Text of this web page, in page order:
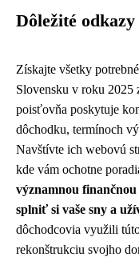
Dôležité odkazy
Získajte všetky
Slovensku v roku 2025
poisťovňa poskytuje
dôchodku, termínoch
Navštívte ich webovú
kde vám ochotne
významnou
splniť si vaše sny a
dôchodcovia využili
rekonštrukciu svojho